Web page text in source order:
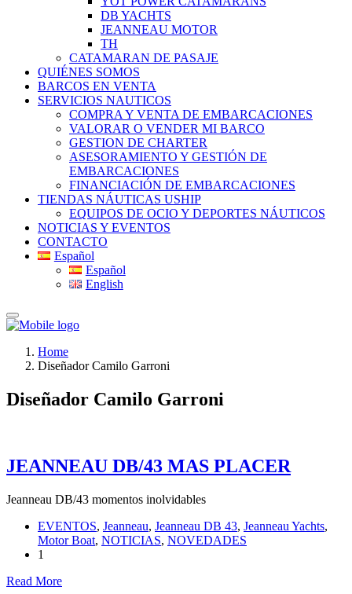
DB YACHTS
JEANNEAU MOTOR
TH
CATAMARAN DE PASAJE
QUIÉNES SOMOS
BARCOS EN VENTA
SERVICIOS NAUTICOS
COMPRA Y VENTA DE EMBARCACIONES
VALORAR O VENDER MI BARCO
GESTION DE CHARTER
ASESORAMIENTO Y GESTIÓN DE
EMBARCACIONES
FINANCIACIÓN DE EMBARCACIONES
TIENDAS NÁUTICAS USHIP
EQUIPOS DE OCIO Y DEPORTES NÁUTICOS
NOTICIAS Y EVENTOS
CONTACTO
Español
Español
English
Home
Diseñador Camilo Garroni
Diseñador Camilo Garroni
JEANNEAU DB/43 MAS PLACER
Jeanneau DB/43 momentos inolvidables
EVENTOS, Jeanneau, Jeanneau DB 43, Jeanneau Yachts,
Motor Boat, NOTICIAS, NOVEDADES
1
Read More